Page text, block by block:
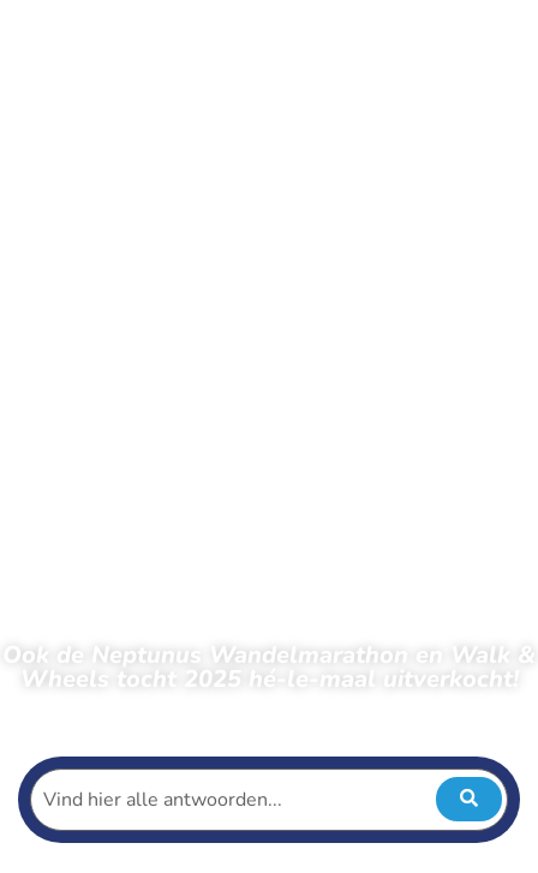
Ook de Neptunus Wandelmarathon en Walk &
Wheels tocht 2025 hé-le-maal uitverkocht!